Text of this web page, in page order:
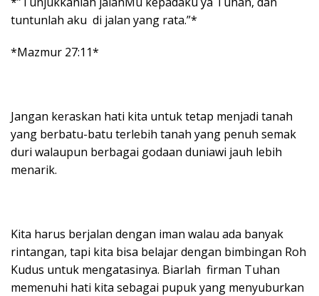
tuntunlah aku di jalan yang rata.”*
*Mazmur 27:11*
Jangan keraskan hati kita untuk tetap menjadi tanah
yang berbatu-batu terlebih tanah yang penuh semak
duri walaupun berbagai godaan duniawi jauh lebih
menarik.
Kita harus berjalan dengan iman walau ada banyak
rintangan, tapi kita bisa belajar dengan bimbingan Roh
Kudus untuk mengatasinya. Biarlah firman Tuhan
memenuhi hati kita sebagai pupuk yang menyuburkan